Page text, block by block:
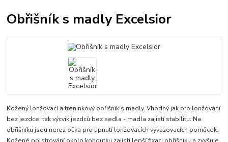
Obřišník s madly Excelsior
Kožený lonžovací a tréninkový obřišník s madly. Vhodný jak pro lonžování
bez jezdce, tak výcvik jezdců bez sedla - madla zajistí stabilitu. Na
obřišníku jsou nerez očka pro upnutí lonžovacích vyvazovacích pomůcek.